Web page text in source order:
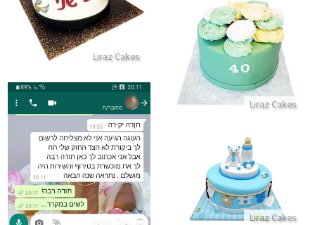
Liraz Cakes
התקשר/י
Liraz Cakes
עוגת יום הולדת 40 עם פרחים לאשה
התקשר/י
ביקורות מלקוחות לשירות מושלם
התקשר/י
Liraz Cakes
עוגה לברית עם דובי מבצק סוכר
התקשר/י